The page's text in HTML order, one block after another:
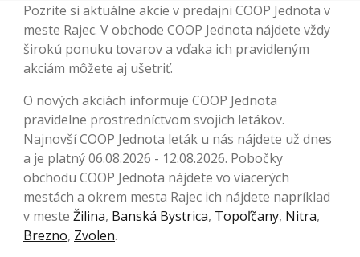
Pozrite si aktuálne akcie v predajni COOP Jednota v
meste Rajec. V obchode COOP Jednota nájdete vždy
širokú ponuku tovarov a vďaka ich pravidleným
akciám môžete aj ušetriť.
O nových akciách informuje COOP Jednota
pravidelne prostredníctvom svojich letákov.
Najnovší COOP Jednota leták u nás nájdete už dnes
a je platný 06.08.2026 - 12.08.2026. Pobočky
obchodu COOP Jednota nájdete vo viacerých
mestách a okrem mesta Rajec ich nájdete napríklad
v meste Žilina, Banská Bystrica, Topoľčany, Nitra,
Brezno, Zvolen.